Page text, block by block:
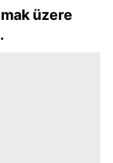
üzere